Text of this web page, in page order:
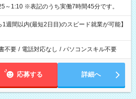
8:00～16:45 16:25～1:10 ※表記のうち実働7時間45分です。
週間以内(最短2日目)のスピード就業が可能】
不要 / 電話対応なし / パソコンスキル不要
応募する 詳細へ